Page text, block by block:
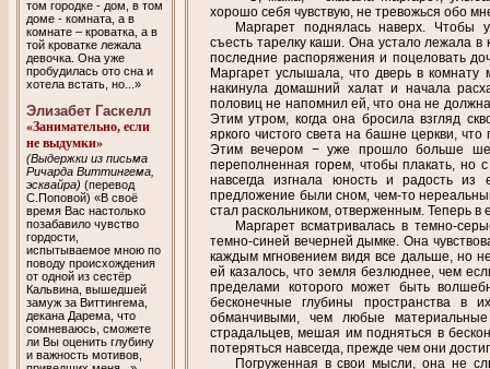
том городке - дом, в том
доме - комната, а в
комнате – кроватка, а в
той кроватке лежала
девочка. Она уже
пробудилась ото сна и
хотела встать, но...»
Элизабет Гаскелл
«Занимательно, если
не выдумки»
(Выдержки из письма
Ричарда Виттингема,
эсквайра) (перевод
С.Поповой) «В своё
время Вас настолько
позабавило чувство
гордости,
испытываемое мною по
поводу происхождения
от одной из сестёр
Кальвина, вышедшей
замуж за Виттингема,
декана Дарема, что
сомневаюсь, сможете
ли Вы оценить глубину
и важность мотивов,
хорошо себя чувствую, не тревожься обо
Маргарет поднялась наверх. Чтобы
съесть тарелку каши. Она устало лежала в
последние распоряжения и поцеловать
Маргарет услышала, что дверь в комнату
накинула домашний халат и начала
половиц не напомнил ей, что она не
Этим утром, когда она бросила взгляд
яркого чистого света на башне церкви,
Этим вечером − уже прошло больше
переполненная горем, чтобы плакать, но
навсегда изгнала юность и радость
предложение были сном, чем-то
стал раскольником, отверженным. Теперь
Маргарет всматривалась в темно-
темно-синей вечерней дымке. Она
каждым мгновением видя все дальше, но
ей казалось, что земля безлюднее, чем
пределами которого может быть
бесконечные глубины пространства в
обманчивыми, чем любые
страдальцев, мешая им подняться в
потеряться навсегда, прежде чем они
Погруженная в свои мысли, она не